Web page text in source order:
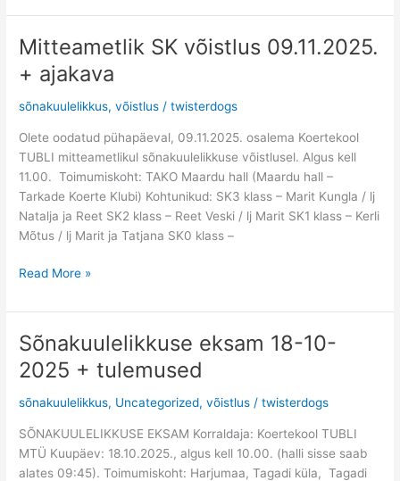
Mitteametlik SK võistlus 09.11.2025.
+ ajakava
sõnakuulelikkus,võistlus /twisterdogs
Olete oodatud pühapäeval, 09.11.2025. osalema Koertekool
TUBLI mitteametlikul sõnakuulelikkuse võistlusel. Algus kell
11.00. Toimumiskoht: TAKO Maardu hall (Maardu hall –
Tarkade Koerte Klubi) Kohtunikud: SK3 klass – Marit Kungla / lj
Natalja ja Reet SK2 klass – Reet Veski / lj Marit SK1 klass – Kerli
Mõtus / lj Marit ja Tatjana SK0 klass –
Mitteametlik
võistlus
09.11.2025.
ajakava
Read More »
Sõnakuulelikkuse eksam 18-10-
2025 + tulemused
sõnakuulelikkus, Uncategorized,võistlus /twisterdogs
SÕNAKUULELIKKUSE EKSAM Korraldaja: Koertekool TUBLI
MTÜ Kuupäev: 18.10.2025., algus kell 10.00. (halli sisse saab
alates 09:45). Toimumiskoht: Harjumaa, Tagadi küla, Tagadi
Sõnakuulelikkuse
eksam
18-
10-
+
tulemused